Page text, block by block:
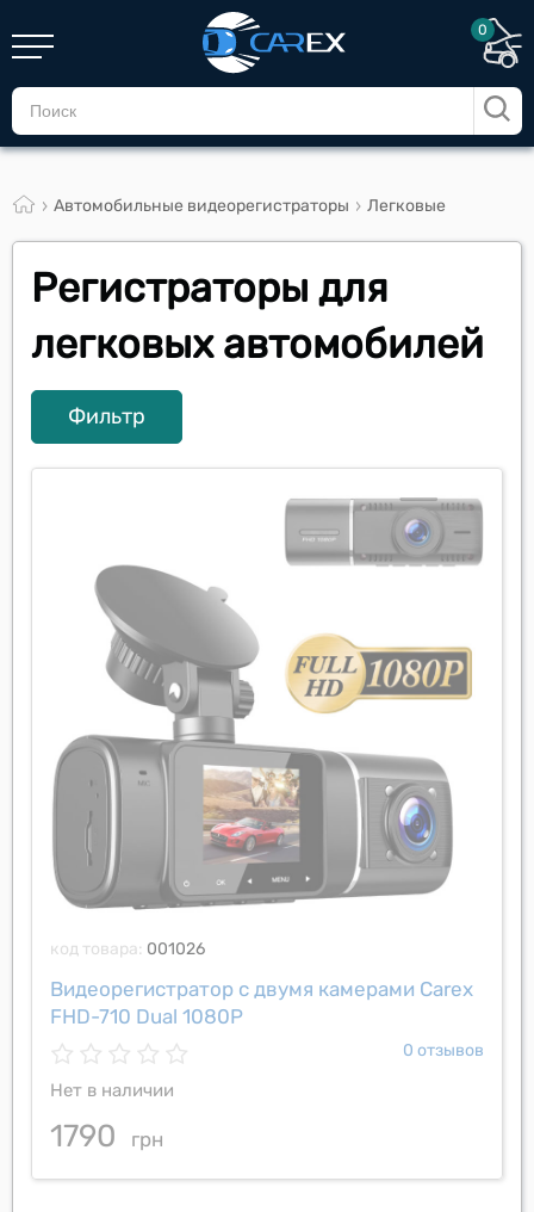
0
Автомобильные видеорегистраторы Легковые
Регистраторы для
легковых автомобилей
Фильтр
код товара: 001026
Видеорегистратор с двумя камерами Carex
FHD-710 Dual 1080P
0 отзывов
Нет в наличии
1790 грн